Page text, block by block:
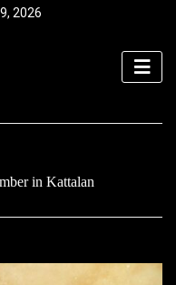
2026
in Kattalan